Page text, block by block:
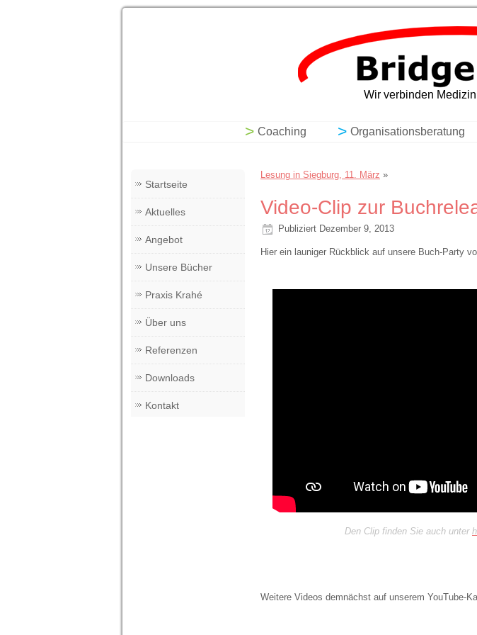
Wir verbinden
Coaching Organisationsberatung
Startseite
Aktuelles
Angebot
Unsere Bücher
Praxis Krahé
Über uns
Referenzen
Downloads
Kontakt
Lesung in Siegburg, 11. März »
Video-Clip zur
Publiziert Dezember 9, 2013
Hier ein launiger Rückblick auf unsere Buch-Party
Den Clip finden Sie auch unter
Weitere Videos demnächst auf unserem YouTube-